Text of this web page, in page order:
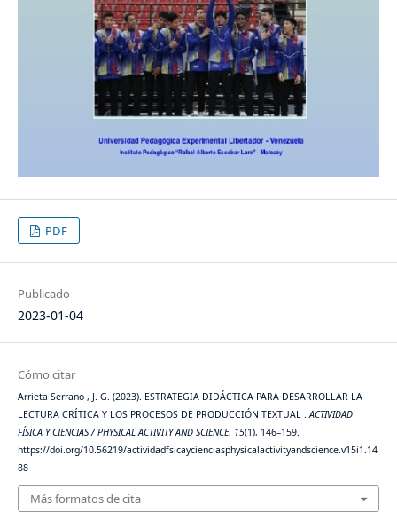
PDF
Publicado
2023-01-04
Cómo citar
Arrieta Serrano , J. G. (2023). ESTRATEGIA DIDÁCTICA PARA DESARROLLAR LA
LECTURA CRÍTICA Y LOS PROCESOS DE PRODUCCIÓN TEXTUAL .ACTIVIDAD
FÍSICA Y CIENCIAS / PHYSICAL ACTIVITY AND SCIENCE, 15(1), 146–159.
https://doi.org/10.56219/actividadfsicaycienciasphysicalactivityandscience.v15i1.14
88
Más formatos de cita